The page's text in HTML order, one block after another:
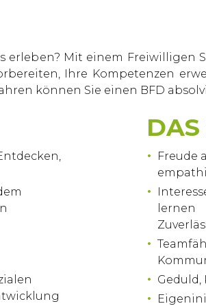
Mit einem Freiwilligen
Ihre Kompetenzen
können Sie einen BFD
Freude
lernen